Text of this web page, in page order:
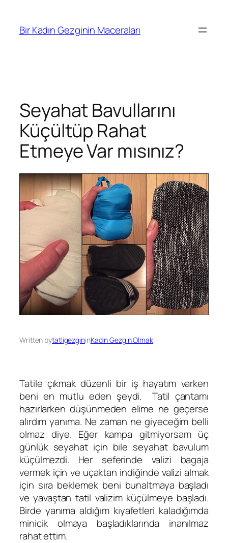
Bir Kadın Gezginin Maceraları
Seyahat Bavullarını
Küçültüp Rahat
Etmeye Var mısınız?
Written bytatligezgininKadın Gezgin Olmak
Tatile çıkmak düzenli bir iş hayatım varken
beni en mutlu eden şeydi. Tatil çantamı
hazırlarken düşünmeden elime ne geçerse
alırdım yanıma. Ne zaman ne giyeceğim belli
olmaz diye. Eğer kampa gitmiyorsam üç
günlük seyahat için bile seyahat bavulum
küçülmezdi. Her seferinde valizi bagaja
vermek için ve uçaktan indiğinde valizi almak
için sıra beklemek beni bunaltmaya başladı
ve yavaştan tatil valizim küçülmeye başladı.
Birde yanıma aldığım kıyafetleri kaladığımda
minicik olmaya başladıklarında inanılmaz
rahat ettim.